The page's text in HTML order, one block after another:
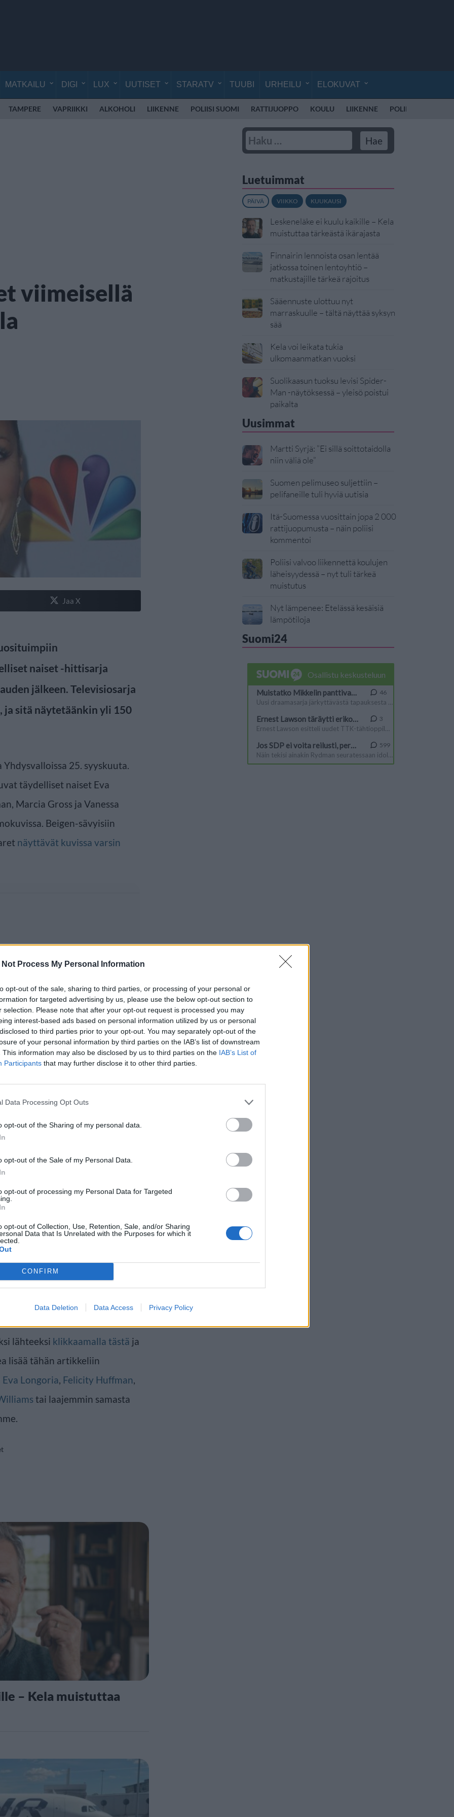
Not Process My Personal Information
opt-out of the sale, sharing to third parties, or processing of your personal or
for targeted advertising by us, please use the below opt-out section to
selection. Please note that after your opt-out request is processed you may
interest-based ads based on personal information utilized by us or personal
to third parties prior to your opt-out. You may separately opt-out of the
of your personal information by third parties on the IAB’s list of downstream
This information may also be disclosed by us to third parties on the IAB’s List of
Participants that may further disclose it to other third parties.
Data Processing Opt Outs
opt-out of the Sharing of my personal data.
opt-out of the Sale of my Personal Data.
opt-out of processing my Personal Data for Targeted
opt-out of Collection, Use, Retention, Sale, and/or Sharing
Data that Is Unrelated with the Purposes for which it
CONFIRM
Data Deletion Data Access Privacy Policy
MATKAILU DIGI LUX UUTISET STARATV TUUBI URHEILU ELOKUVAT
TAMPERE VAPRIIKKI ALKOHOLI LIIKENNE POLIISI SUOMI RATTIJUOPPO KOULU LIIKENNE POLIISI SUOMI
viimeisellä
Jaa X
naiset -hittisarja
jälkeen. Televisiosarja
ja sitä näytetäänkin yli 150
25. syyskuuta.
täydelliset naiset Eva
Marcia Gross ja Vanessa
Beigen-sävyisiin
näyttävät kuvissa varsin
Nicollette Sheridan
Miestennielijä Edie
Cherryä muun muuassa
ja syrjinnästä. Edie-
tuotantokauden lopussa
lähteeksi klikkaamalla tästä ja
lisää tähän artikkeliin
Eva Longoria, Felicity Huffman,
tai laajemmin samasta
– Kela muistuttaa
Luetuimmat
PÄIVÄ VIIKKO KUUKAUSI
Leskeneläke ei kuulu kaikille – Kela
muistuttaa tärkeästä ikärajasta
Finnairin lennoista osan lentää
jatkossa toinen lentoyhtiö –
matkustajille tärkeä rajoitus
Sääennuste ulottuu nyt
marraskuulle – tältä näyttää syksyn
sää
Kela voi leikata tukia
ulkomaanmatkan vuoksi
Suolikaasun tuoksu levisi Spider-
Man -näytöksessä – yleisö poistui
paikalta
Uusimmat
Martti Syrjä: ”Ei sillä soittotaidolla
niin väliä ole”
Suomen pelimuseo suljettiin –
pelifaneille tuli hyviä uutisia
Itä-Suomessa vuosittain jopa 2 000
rattijuopumusta – näin poliisi
kommentoi
Poliisi valvoo liikennettä koulujen
läheisyydessä – nyt tuli tärkeä
muistutus
Nyt lämpenee: Etelässä kesäisiä
lämpötiloja
Suomi24